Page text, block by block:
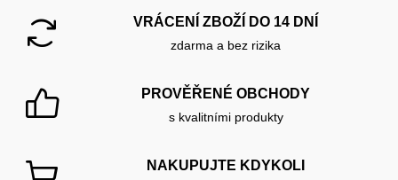
VRÁCENÍ ZBOŽÍ DO 14 DNÍ
zdarma a bez rizika
PROVĚŘENÉ OBCHODY
s kvalitními produkty
NAKUPUJTE KDYKOLI